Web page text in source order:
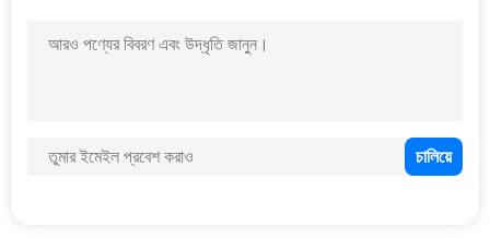
POLICY